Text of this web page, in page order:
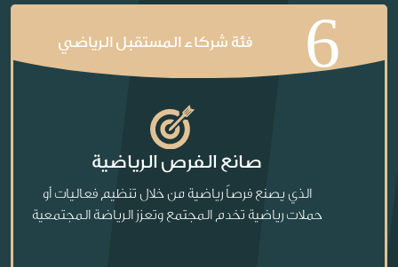
6 فئة شركاء المستقبل الرياضي
صانع الفرص الرياضية
الذي يصنع فرصاً رياضية من خلال تنظيم فعاليات أو
حملات رياضية تخدم المجتمع وتعزز الرياضة المجتمعية